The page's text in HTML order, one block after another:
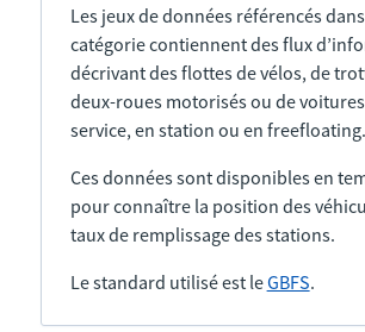
Les jeux de données référencés
catégorie contiennent des flux
décrivant des flottes de vélos, de
deux-roues motorisés ou de
service, en station ou en freefloating.
Ces données sont disponibles en
pour connaître la position des
taux de remplissage des stations.
Le standard utilisé est leGBFS.